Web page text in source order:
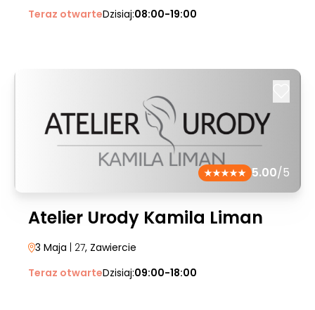
Teraz otwarteDzisiaj:08:00-19:00
5.00/5
Atelier Urody Kamila Liman
3 Maja | 27, Zawiercie
Teraz otwarteDzisiaj:09:00-18:00